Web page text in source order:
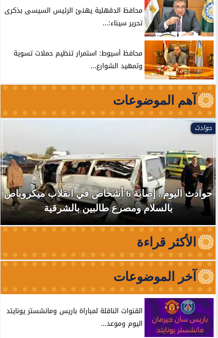
محافظ الدقهلية يهنئ الرئيس السيسى بذكرى
تحرير سيناء:...
محافظ أسيوط: استمرار تنظيم حملات تسوية
وتمهيد الشوارع...
آهم الموضوعات
حوادث
حوادث اليوم.. إصابة 6 أشخاص في انقلاب ميكروباص
بالسلام ومصرع طالبين بالشرقية
الأكثر قراءة
آخر الموضوعات
القنوات الناقلة لمباراة باريس ومانشستر يونايتد
اليوم وموعد...